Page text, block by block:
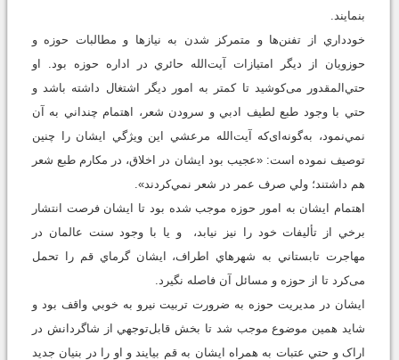
بنمايند.
خودداري از تفنن‌ها و متمرکز شدن به نيازها و مطالبات حوزه و
حوزويان از ديگر امتيازات آیت‌الله حائري در اداره حوزه بود. او
حتي‌المقدور می‌کوشید تا کمتر به امور ديگر اشتغال داشته باشد و
حتي با وجود طبع لطيف ادبي و سرودن شعر، اهتمام چنداني به آن
نمي‌نمود، به‌گونه‌ای‌که آیت‌الله مرعشي اين ويژگي ايشان را چنين
توصيف نموده ‌است: «عجيب بود ايشان در اخلاق، در مکارم طبع شعر
هم داشتند؛ ولي صرف عمر در شعر نمي‌کردند».
اهتمام ايشان به امور حوزه موجب شده بود تا ايشان فرصت انتشار
برخي از تأليفات خود را نيز نيابد، و يا با وجود سنت عالمان در
مهاجرت تابستاني به شهرهاي اطراف، ايشان گرماي قم را تحمل
می‌کرد تا از حوزه و مسائل آن فاصله نگيرد.
ایشان در مديريت حوزه به ضرورت تربیت نیرو به خوبي واقف بود و
شايد همين موضوع موجب شد تا بخش قابل‌توجهي از شاگردانش در
اراک و حتي عتبات به همراه ایشان به قم بیایند و او را در بنيان جديد